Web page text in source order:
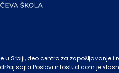
Srbiji, deo centra za zapošljavanje i
sajta Poslovi.infostud.com je